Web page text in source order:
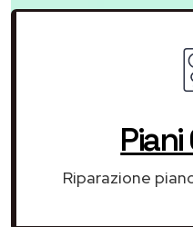
Riparazione